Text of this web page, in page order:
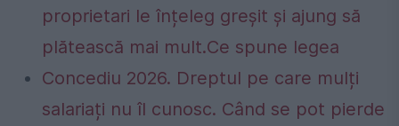
proprietari le înțeleg greșit și ajung să
plătească mai mult.Ce spune legea
Concediu 2026. Dreptul pe care mulți
salariați nu îl cunosc. Când se pot pierde